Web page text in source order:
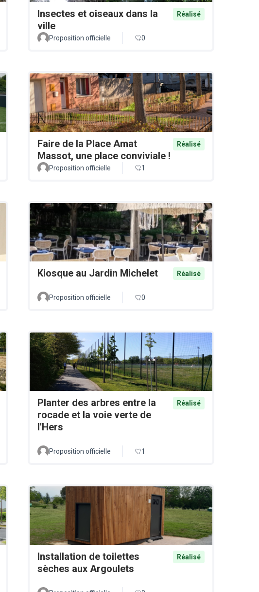
Insectes et oiseaux dans la
ville
Réalisé
Proposition officielle 0
Faire de la Place Amat
Massot, une place conviviale !
Réalisé
Proposition officielle 1
Kiosque au Jardin Michelet Réalisé
Proposition officielle 0
Planter des arbres entre la
rocade et la voie verte de
l'Hers
Réalisé
Proposition officielle 1
Installation de toilettes
sèches aux Argoulets
Réalisé